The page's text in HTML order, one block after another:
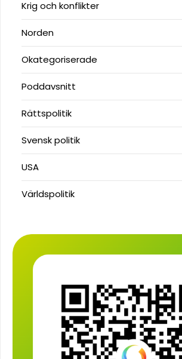
Krig och konflikter
Norden
Okategoriserade
Poddavsnitt
Rättspolitik
Svensk politik
USA
Världspolitik